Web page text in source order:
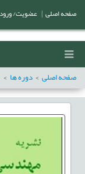
صفحه اصلی دوره ها
صفحه اصلی عضویت/ ورود